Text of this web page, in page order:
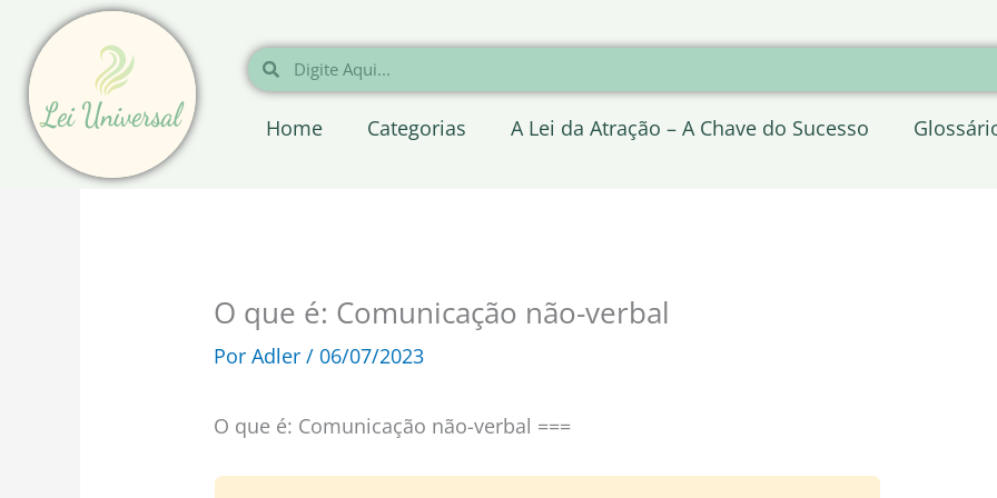
para
conteúdo
Pesquisar
Pesquisar
Home Categorias A Lei da Atração – A Chave do Sucesso
O que é: Comunicação não-verbal
PorAdler/ 06/07/2023
O que é: Comunicação não-verbal ===